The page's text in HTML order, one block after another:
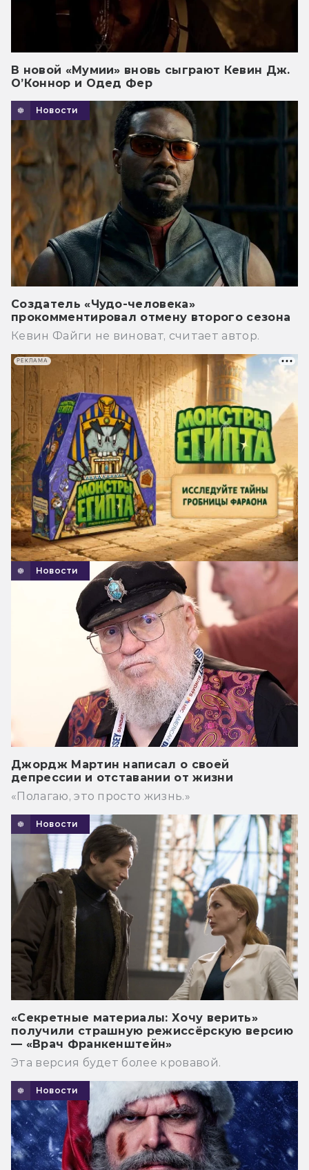
В новой «Мумии» вновь сыграют Кевин Дж.
О’Коннор и Одед Фер
Новости
Создатель «Чудо-человека»
прокомментировал отмену второго сезона
Кевин Файги не виноват, считает автор.
Новости
Джордж Мартин написал о своей
депрессии и отставании от жизни
«Полагаю, это просто жизнь.»
Новости
«Секретные материалы: Хочу верить»
получили страшную режиссёрскую версию
— «Врач Франкенштейн»
Эта версия будет более кровавой.
Новости
РЕКЛАМА